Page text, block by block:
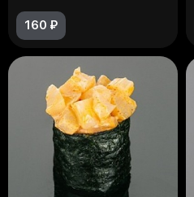
160 ₽